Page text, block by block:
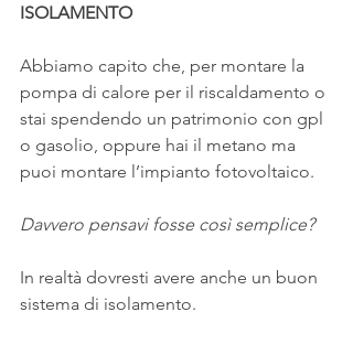
ISOLAMENTO
Abbiamo capito che, per montare la
pompa di calore per il riscaldamento o
stai spendendo un patrimonio con gpl
o gasolio, oppure hai il metano ma
puoi montare l’impianto fotovoltaico.
Davvero pensavi fosse così semplice?
In realtà dovresti avere anche un buon
sistema di isolamento.